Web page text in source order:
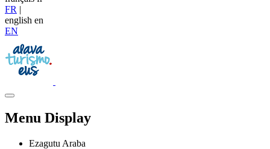
FR |
english en
EN
Menu Display
Ezagutu Araba